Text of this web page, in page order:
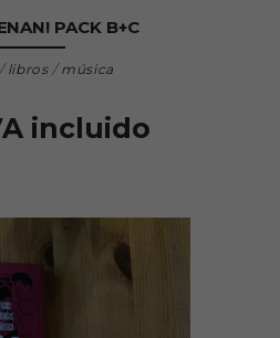
PACK B+C
libros/música
incluido